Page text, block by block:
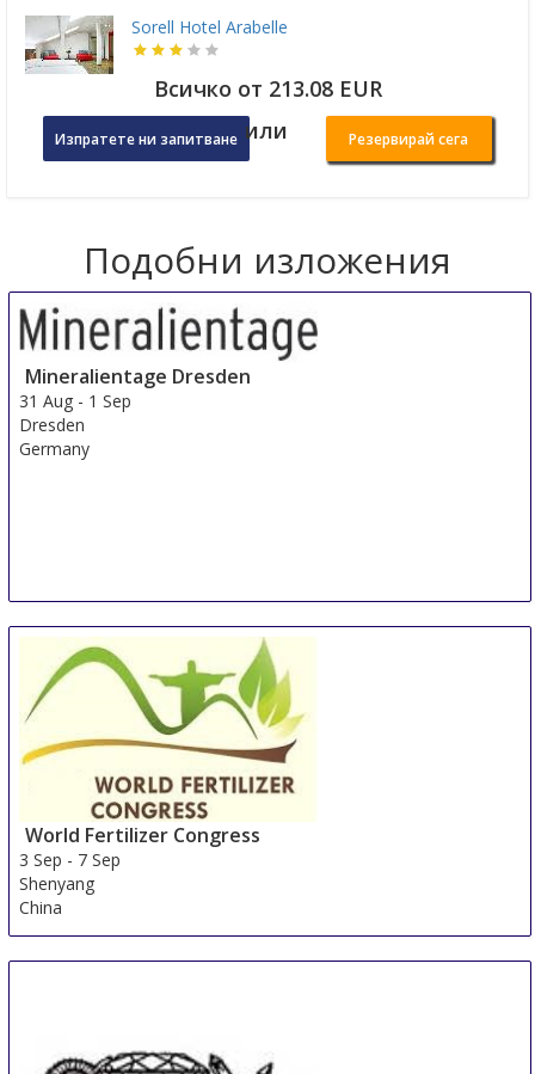
Sorell Hotel Arabelle
Всичко от 213.08 EUR
Изпратете ни запитване или Резервирай сега
Подобни изложения
Mineralientage Dresden
31 Aug - 1 Sep
Dresden
Germany
World Fertilizer Congress
3 Sep - 7 Sep
Shenyang
China